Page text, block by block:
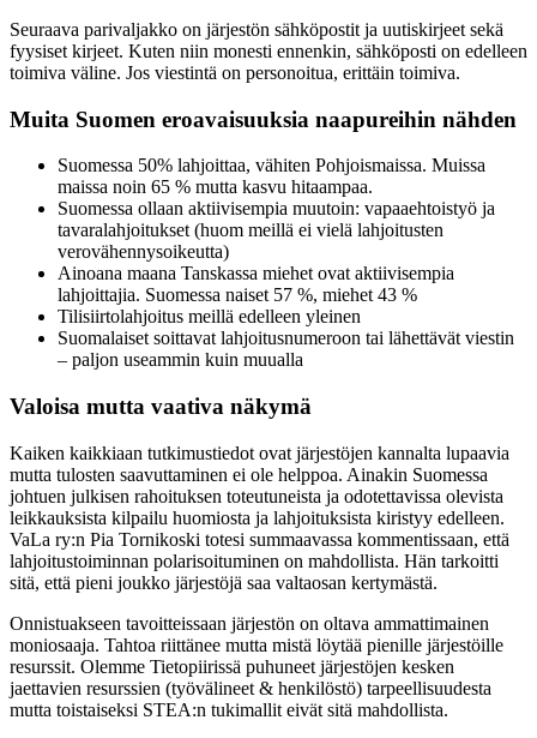
Seuraava parivaljakko on järjestön sähköpostit ja uutiskirjeet sekä
fyysiset kirjeet. Kuten niin monesti ennenkin, sähköposti on edelleen
toimiva väline. Jos viestintä on personoitua, erittäin toimiva.
Muita Suomen eroavaisuuksia naapureihin nähden
Suomessa 50% lahjoittaa, vähiten Pohjoismaissa. Muissa
maissa noin 65 % mutta kasvu hitaampaa.
Suomessa ollaan aktiivisempia muutoin: vapaaehtoistyö ja
tavaralahjoitukset (huom meillä ei vielä lahjoitusten
verovähennysoikeutta)
Ainoana maana Tanskassa miehet ovat aktiivisempia
lahjoittajia. Suomessa naiset 57 %, miehet 43 %
Tilisiirtolahjoitus meillä edelleen yleinen
Suomalaiset soittavat lahjoitusnumeroon tai lähettävät viestin
– paljon useammin kuin muualla
Valoisa mutta vaativa näkymä
Kaiken kaikkiaan tutkimustiedot ovat järjestöjen kannalta lupaavia
mutta tulosten saavuttaminen ei ole helppoa. Ainakin Suomessa
johtuen julkisen rahoituksen toteutuneista ja odotettavissa olevista
leikkauksista kilpailu huomiosta ja lahjoituksista kiristyy edelleen.
VaLa ry:n Pia Tornikoski totesi summaavassa kommentissaan, että
lahjoitustoiminnan polarisoituminen on mahdollista. Hän tarkoitti
sitä, että pieni joukko järjestöjä saa valtaosan kertymästä.
Onnistuakseen tavoitteissaan järjestön on oltava ammattimainen
moniosaaja. Tahtoa riittänee mutta mistä löytää pienille järjestöille
resurssit. Olemme Tietopiirissä puhuneet järjestöjen kesken
jaettavien resurssien (työvälineet & henkilöstö) tarpeellisuudesta
mutta toistaiseksi STEA:n tukimallit eivät sitä mahdollista.